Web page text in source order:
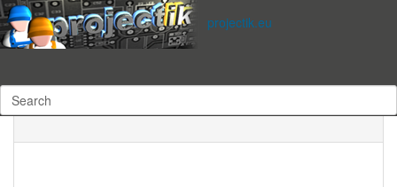
projectik.eu
Subscribe to this RSS feed
utorok, 24 apríl 2012 16:04Written by
13736 times
C# - Jednoduchá aplikácia na zistenie, či je číslo
prvočíslo